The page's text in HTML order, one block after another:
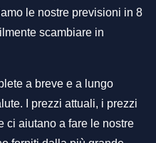
le nostre previsioni in 8
scambiare in
a breve e a lungo
I prezzi attuali, i prezzi
ci aiutano a fare le nostre